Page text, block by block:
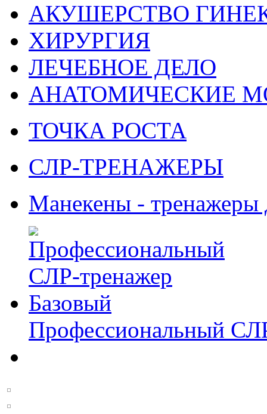
АКУШЕРСТВО
ХИРУРГИЯ
ЛЕЧЕБНОЕ ДЕЛО
АНАТОМИЧЕСКИЕ
ТОЧКА РОСТА
СЛР-ТРЕНАЖЕРЫ
Манекены -
Профессиональный